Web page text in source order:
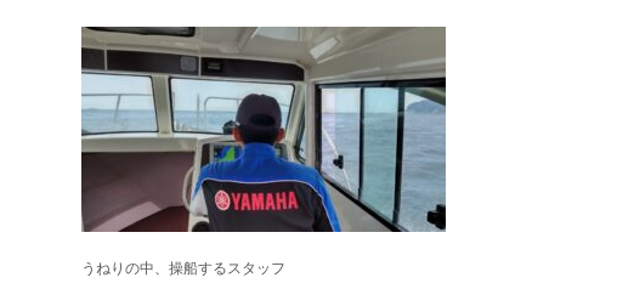
うねりの中、操船するスタッフ